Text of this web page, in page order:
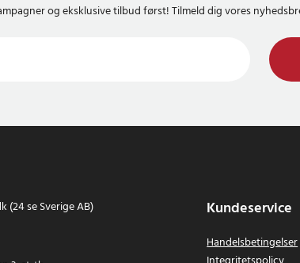
og eksklusive tilbud først! Tilmeld dig vores
(24 se Sverige AB) Kundeservice
Handelsbetingelser